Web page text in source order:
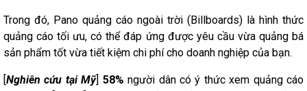
Trong đó, Pano quảng cáo ngoài trời (Billboards) là hình thức
quảng cáo tối ưu, có thể đáp ứng được yêu cầu vừa quảng bá
sản phẩm tốt vừa tiết kiệm chi phí cho doanh nghiệp của bạn.
[Nghiên cứu tại Mỹ] 58% người dân có ý thức xem quảng cáo